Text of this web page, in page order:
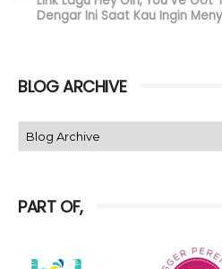
Dengar Ini Saat Kau Ingin
BLOG ARCHIVE
PART OF,